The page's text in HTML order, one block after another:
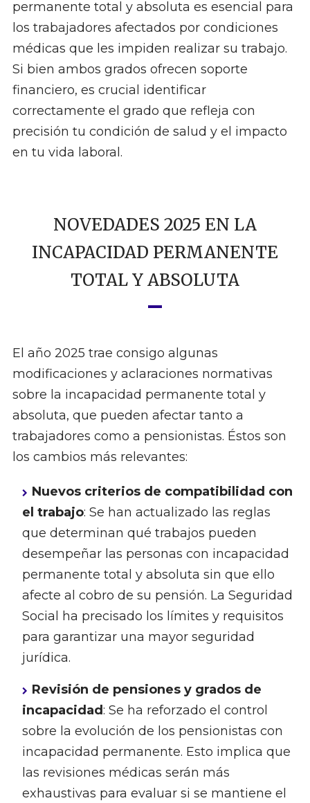
permanente total y absoluta es esencial para
los trabajadores afectados por condiciones
médicas que les impiden realizar su trabajo.
Si bien ambos grados ofrecen soporte
financiero, es crucial identificar
correctamente el grado que refleja con
precisión tu condición de salud y el impacto
en tu vida laboral.
NOVEDADES 2025 EN LA
INCAPACIDAD PERMANENTE
TOTAL Y ABSOLUTA
El año 2025 trae consigo algunas
modificaciones y aclaraciones normativas
sobre la incapacidad permanente total y
absoluta, que pueden afectar tanto a
trabajadores como a pensionistas. Éstos son
los cambios más relevantes:
Nuevos criterios de compatibilidad con
el trabajo: Se han actualizado las reglas
que determinan qué trabajos pueden
desempeñar las personas con incapacidad
permanente total y absoluta sin que ello
afecte al cobro de su pensión. La Seguridad
Social ha precisado los límites y requisitos
para garantizar una mayor seguridad
jurídica.
Revisión de pensiones y grados de
incapacidad: Se ha reforzado el control
sobre la evolución de los pensionistas con
incapacidad permanente. Esto implica que
las revisiones médicas serán más
exhaustivas para evaluar si se mantiene el